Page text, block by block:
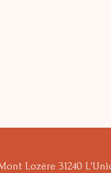
Lozère 31240